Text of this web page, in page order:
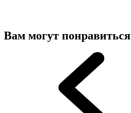
Вам могут понравиться